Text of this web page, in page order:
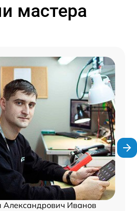
мастера
Александрович Иванов